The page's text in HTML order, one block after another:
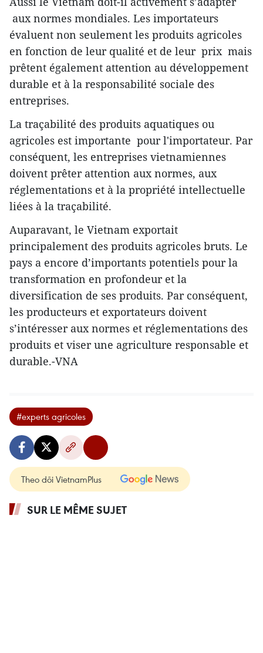
aux normes mondiales. Les importateurs
évaluent non seulement les produits agricoles
en fonction de leur qualité et de leur prix mais
prêtent également attention au développement
durable et à la responsabilité sociale des
entreprises.
La traçabilité des produits aquatiques ou
agricoles est importante pour l'importateur. Par
conséquent, les entreprises vietnamiennes
doivent prêter attention aux normes, aux
réglementations et à la propriété intellectuelle
liées à la traçabilité.
Auparavant, le Vietnam exportait
principalement des produits agricoles bruts. Le
pays a encore d’importants potentiels pour la
transformation en profondeur et la
diversification de ses produits. Par conséquent,
les producteurs et exportateurs doivent
s’intéresser aux normes et réglementations des
produits et viser une agriculture responsable et
durable.-VNA
#experts agricoles
Theo dõi VietnamPlus
SUR LE MÊME SUJET